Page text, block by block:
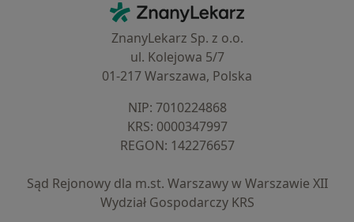
ZnanyLekarz - Strona główna
ZnanyLekarz Sp. z o.o.
ul. Kolejowa 5/7
01-217 Warszawa, Polska
NIP: ⁠7010224868
KRS: ⁠0000347997
REGON: ⁠142276657
Sąd Rejonowy dla m.st. Warszawy w Warszawie XII
Wydział Gospodarczy KRS